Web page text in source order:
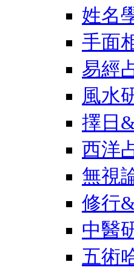
姓名
手面
易經
風水
擇日
西洋
無視
修行
中醫
五術